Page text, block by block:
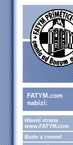
FATYM.com
nabízí:
Hlavní strana
www.FATYM.com
Bude a zveme!